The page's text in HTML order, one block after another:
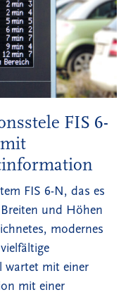
FIS 6-
FIS 6-N, das es
und Höhen
modernes
wartet mit einer
mit einer